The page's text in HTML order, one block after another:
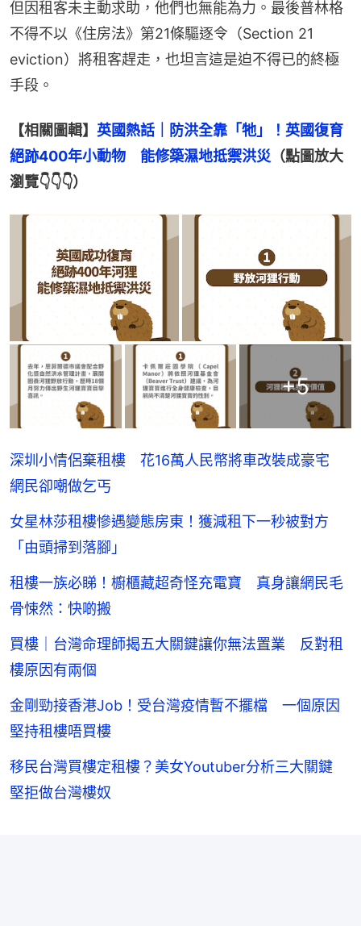
但因租客未主動求助，他們也無能為力。最後普林格
不得不以《住房法》第21條驅逐令（Section 21
eviction）將租客趕走，也坦言這是迫不得已的終極
手段。
【相關圖輯】 英國熱話｜防洪全靠「牠」！英國復育
絕跡400年小動物　能修築濕地抵禦洪災 （點圖放大
瀏覽👇👇👇）
+5
深圳小情侶棄租樓 花16萬人民幣將車改裝成豪宅
網民卻嘲做乞丐
女星林莎租樓慘遇變態房東！獲減租下一秒被對方
「由頭掃到落腳」
租樓一族必睇！櫥櫃藏超奇怪充電寶 真身讓網民毛
骨悚然：快啲搬
買樓｜台灣命理師揭五大關鍵讓你無法置業 反對租
樓原因有兩個
金剛勁接香港Job！受台灣疫情暫不擺檔 一個原因
堅持租樓唔買樓
移民台灣買樓定租樓？美女Youtuber分析三大關鍵
堅拒做台灣樓奴